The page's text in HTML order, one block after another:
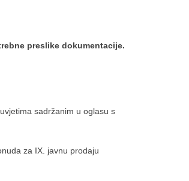
preslike dokumentacije.
sadržanim u oglasu s
za IX. javnu prodaju